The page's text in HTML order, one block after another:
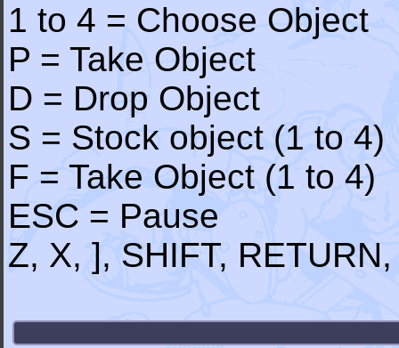
1 to 4 = Choose Object
P = Take Object
D = Drop Object
S = Stock object (1 to 4)
F = Take Object (1 to 4)
ESC = Pause
Z, X, ], SHIFT,